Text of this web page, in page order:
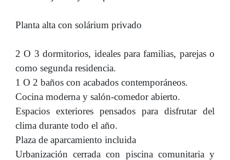
Planta alta con solárium privado
2 O 3 dormitorios, ideales para familias, parejas o
como segunda residencia.
1 O 2 baños con acabados contemporáneos.
Cocina moderna y salón-comedor abierto.
Espacios exteriores pensados para disfrutar del
clima durante todo el año.
Plaza de aparcamiento incluida
Urbanización cerrada con piscina comunitaria y